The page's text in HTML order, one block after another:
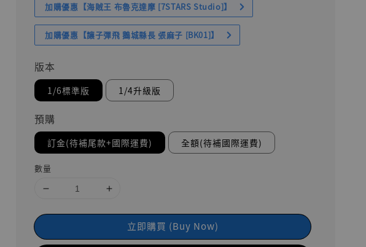
加購優惠【海賊王 布魯克達摩 [7STARS Studio]】
加購優惠【讓子彈飛 鵝城縣長 張麻子 [BK01]】
版本
1/6標準版 1/4升級版
預購
訂金(待補尾款+國際運費) 全額(待補國際運費)
數量
立即購買 (Buy Now)